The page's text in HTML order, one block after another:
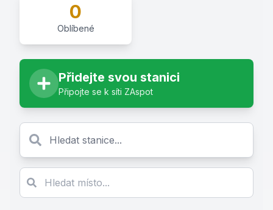
0
Oblíbené
Přidejte svou stanici
Připojte se k síti ZAspot